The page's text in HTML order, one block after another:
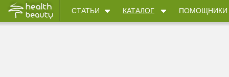
СТАТЬИ КАТАЛОГ ПОМОЩНИКИ